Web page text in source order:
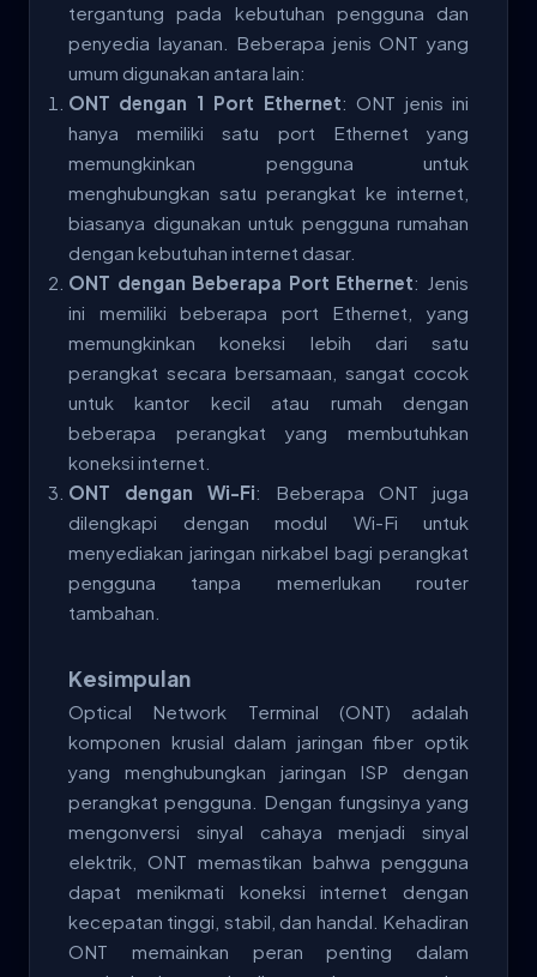
tergantung pada kebutuhan pengguna dan
penyedia layanan. Beberapa jenis ONT yang
umum digunakan antara lain:
ONT dengan 1 Port Ethernet: ONT jenis ini
hanya memiliki satu port Ethernet yang
memungkinkan pengguna untuk
menghubungkan satu perangkat ke internet,
biasanya digunakan untuk pengguna rumahan
dengan kebutuhan internet dasar.
ONT dengan Beberapa Port Ethernet: Jenis
ini memiliki beberapa port Ethernet, yang
memungkinkan koneksi lebih dari satu
perangkat secara bersamaan, sangat cocok
untuk kantor kecil atau rumah dengan
beberapa perangkat yang membutuhkan
koneksi internet.
ONT dengan Wi-Fi: Beberapa ONT juga
dilengkapi dengan modul Wi-Fi untuk
menyediakan jaringan nirkabel bagi perangkat
pengguna tanpa memerlukan router
tambahan.
Kesimpulan
Optical Network Terminal (ONT) adalah
komponen krusial dalam jaringan fiber optik
yang menghubungkan jaringan ISP dengan
perangkat pengguna. Dengan fungsinya yang
mengonversi sinyal cahaya menjadi sinyal
elektrik, ONT memastikan bahwa pengguna
dapat menikmati koneksi internet dengan
kecepatan tinggi, stabil, dan handal. Kehadiran
ONT memainkan peran penting dalam